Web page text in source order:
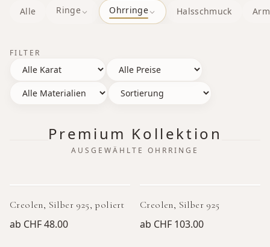
Alle Ringe Ohrringe Halsschmuck
FILTER
Premium Kollektion
AUSGEWÄHLTE OHRRINGE
Creolen, Silber 925, poliert
ab CHF 48.00
Creolen, Silber 925
ab CHF 103.00